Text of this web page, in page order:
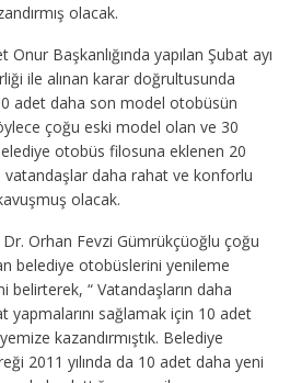
olacak.
Başkanlığında yapılan Şubat ayı
ile alınan karar doğrultusunda
adet daha son model otobüsün
çoğu eski model olan ve 30
otobüs filosuna eklenen 20
daha rahat ve konforlu
olacak.
Orhan Fevzi Gümrükçüoğlu çoğu
belediye otobüslerini yenileme
belirterek, “ Vatandaşların daha
yapmalarını sağlamak için 10 adet
kazandırmıştık. Belediye
2011 yılında da 10 adet daha yeni